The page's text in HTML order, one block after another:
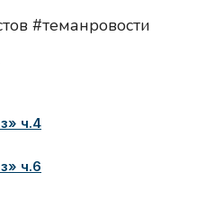
#теманровости
ч.4
ч.6